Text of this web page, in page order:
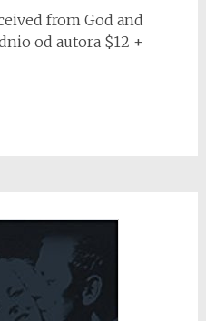
from God and
od autora $12 +